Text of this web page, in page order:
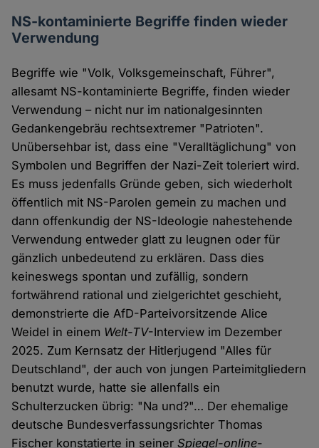
NS-kontaminierte Begriffe finden wieder
Verwendung
Begriffe wie "Volk, Volksgemeinschaft, Führer",
allesamt NS-kontaminierte Begriffe, finden wieder
Verwendung – nicht nur im nationalgesinnten
Gedankengebräu rechtsextremer "Patrioten".
Unübersehbar ist, dass eine "Veralltäglichung" von
Symbolen und Begriffen der Nazi-Zeit toleriert wird.
Es muss jedenfalls Gründe geben, sich wiederholt
öffentlich mit NS-Parolen gemein zu machen und
dann offenkundig der NS-Ideologie nahestehende
Verwendung entweder glatt zu leugnen oder für
gänzlich unbedeutend zu erklären. Dass dies
keineswegs spontan und zufällig, sondern
fortwährend rational und zielgerichtet geschieht,
demonstrierte die AfD-Parteivorsitzende Alice
Weidel in einem Welt-TV-Interview im Dezember
2025. Zum Kernsatz der Hitlerjugend "Alles für
Deutschland", der auch von jungen Parteimitgliedern
benutzt wurde, hatte sie allenfalls ein
Schulterzucken übrig: "Na und?"… Der ehemalige
deutsche Bundesverfassungsrichter Thomas
Fischer konstatierte in seinerSpiegel-online-